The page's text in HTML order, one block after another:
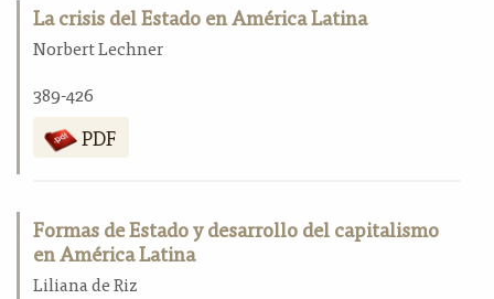
La crisis del Estado en América Latina
Norbert Lechner
389-426
PDF
Formas de Estado y desarrollo del capitalismo
en América Latina
Liliana de Riz